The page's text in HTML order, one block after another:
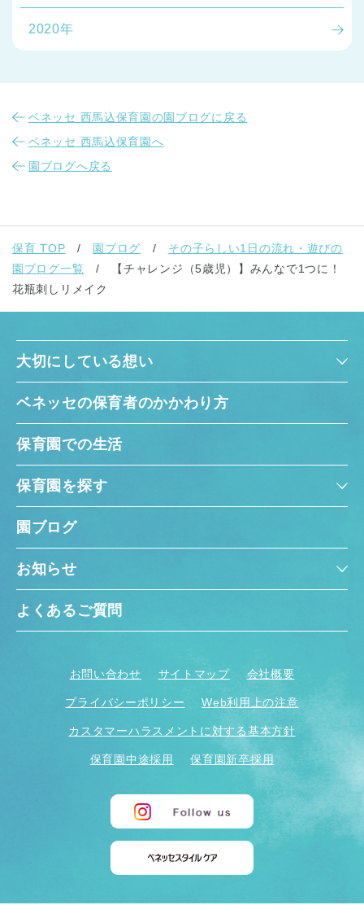
2020年
ベネッセ 西馬込保育園の園ブログに戻る
ベネッセ 西馬込保育園へ
園ブログへ戻る
保育 TOP 園ブログ
その子らしい1日の流れ・遊びの
園ブログ一覧
【チャレンジ（5歳児）】みんなで1つに！
花瓶刺しリメイク
大切にしている想い
ベネッセの保育者のかかわり方
保育園での生活
保育園を探す
園ブログ
お知らせ
よくあるご質問
お問い合わせ サイトマップ 会社概要
プライバシーポリシー Web利用上の注意
カスタマーハラスメントに対する基本方針
保育園中途採用 保育園新卒採用